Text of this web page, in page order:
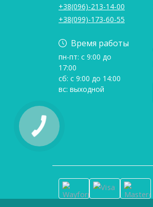
+38(096)-213-14-00
+38(099)-173-60-55
Время работы
пн-пт: с 9:00 до
17:00
сб: с 9:00 до 14:00
вс: выходной